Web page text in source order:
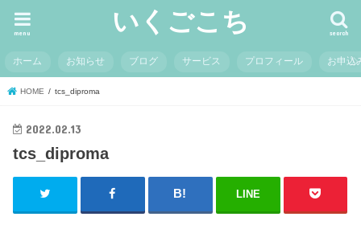
いくごこち search
menu
ホーム お知らせ ブログ サービス プロフィール お申込
HOME tcs_diproma
2022.02.13
tcs_diproma
LINE